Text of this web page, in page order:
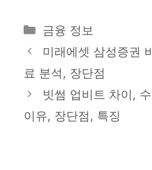
카
테
리
금융 정보
미래에셋 삼성증권
료 분석, 장단점
빗썸 업비트 차이,
이유, 장단점, 특징